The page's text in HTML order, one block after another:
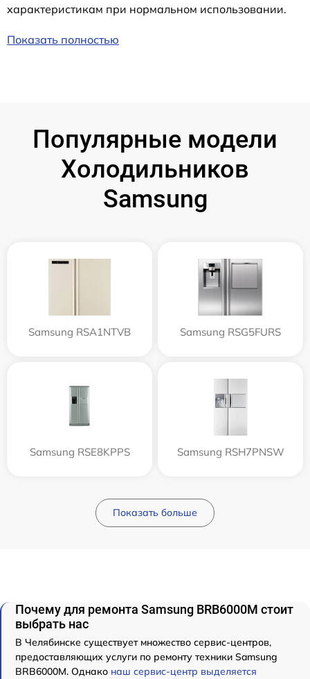
характеристикам при нормальном использовании.
Показать полностью
Популярные модели
Холодильников
Samsung
Samsung RSA1NTVB Samsung RSG5FURS
Samsung RSE8KPPS Samsung RSH7PNSW
Показать больше
Почему для ремонта Samsung BRB6000M стоит
выбрать нас
В Челябинске существует множество сервис-центров,
предоставляющих услуги по ремонту техники Samsung
BRB6000M. Однако наш сервис-центр выделяется